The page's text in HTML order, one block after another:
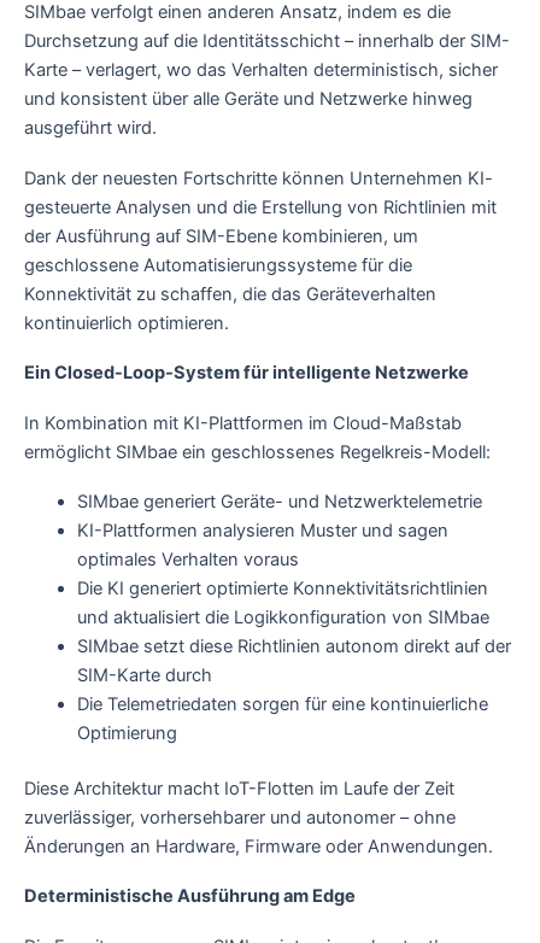
SIMbae verfolgt einen anderen Ansatz, indem es die
Durchsetzung auf die Identitätsschicht – innerhalb der SIM-
Karte – verlagert, wo das Verhalten deterministisch, sicher
und konsistent über alle Geräte und Netzwerke hinweg
ausgeführt wird.
Dank der neuesten Fortschritte können Unternehmen KI-
gesteuerte Analysen und die Erstellung von Richtlinien mit
der Ausführung auf SIM-Ebene kombinieren, um
geschlossene Automatisierungssysteme für die
Konnektivität zu schaffen, die das Geräteverhalten
kontinuierlich optimieren.
Ein Closed-Loop-System für intelligente Netzwerke
In Kombination mit KI-Plattformen im Cloud-Maßstab
ermöglicht SIMbae ein geschlossenes Regelkreis-Modell:
SIMbae generiert Geräte- und Netzwerktelemetrie
KI-Plattformen analysieren Muster und sagen
optimales Verhalten voraus
Die KI generiert optimierte Konnektivitätsrichtlinien
und aktualisiert die Logikkonfiguration von SIMbae
SIMbae setzt diese Richtlinien autonom direkt auf der
SIM-Karte durch
Die Telemetriedaten sorgen für eine kontinuierliche
Optimierung
Diese Architektur macht IoT-Flotten im Laufe der Zeit
zuverlässiger, vorhersehbarer und autonomer – ohne
Änderungen an Hardware, Firmware oder Anwendungen.
Deterministische Ausführung am Edge